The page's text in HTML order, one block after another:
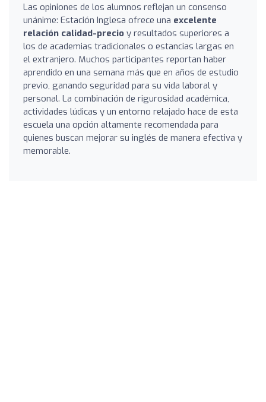
Las opiniones de los alumnos reflejan un consenso
unánime: Estación Inglesa ofrece una excelente
relación calidad-precio y resultados superiores a
los de academias tradicionales o estancias largas en
el extranjero. Muchos participantes reportan haber
aprendido en una semana más que en años de estudio
previo, ganando seguridad para su vida laboral y
personal. La combinación de rigurosidad académica,
actividades lúdicas y un entorno relajado hace de esta
escuela una opción altamente recomendada para
quienes buscan mejorar su inglés de manera efectiva y
memorable.